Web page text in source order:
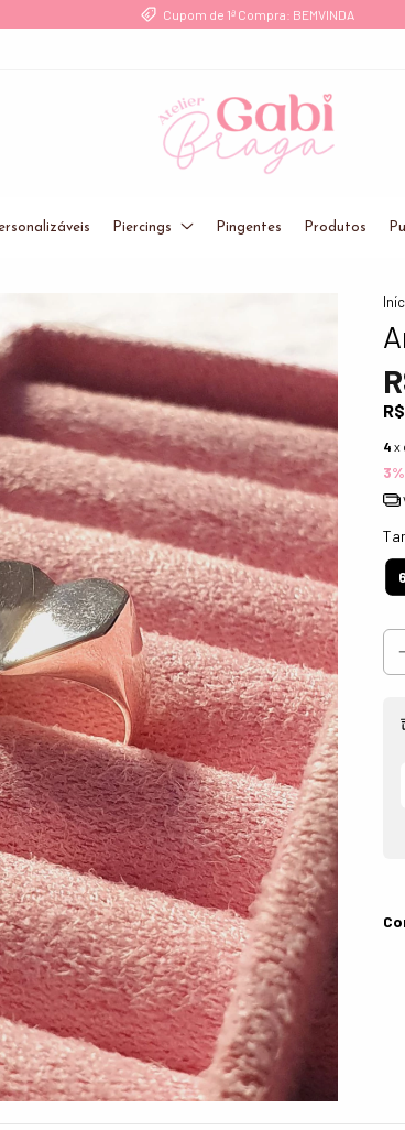
Frete Grátis a partir de R$ 249
Piercings Pingentes Produtos
4 x
6